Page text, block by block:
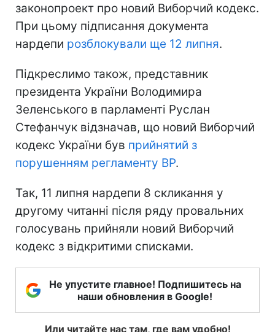
законопроект про новий Виборчий кодекс.
При цьому підписання документа
нардепи розблокували ще 12 липня.
Підкреслимо також, представник
президента України Володимира
Зеленського в парламенті Руслан
Стефанчук відзначав, що новий Виборчий
кодекс України був прийнятий з
порушенням регламенту ВР.
Так, 11 липня нардепи 8 скликання у
другому читанні після ряду провальних
голосувань прийняли новий Виборчий
кодекс з відкритими списками.
Не упустите главное! Подпишитесь на
наши обновления в Google!
Или читайте нас там, где вам удобно!